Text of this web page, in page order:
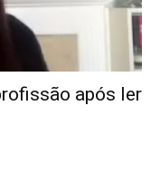
após ler